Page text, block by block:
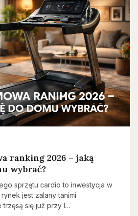
ranking 2026 – jaką
wybrać?
sprzętu cardio to inwestycja w
jest zalany tanimi
trzęsą się już przy l…